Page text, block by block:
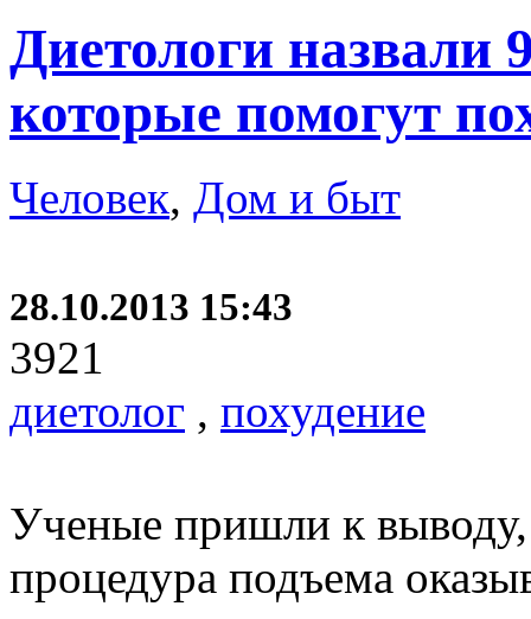
Диетологи назвали
которые помогут
Человек, Дом и быт
28.10.2013 15:43
3921
диетолог , похудение
Ученые пришли к
процедура подъема